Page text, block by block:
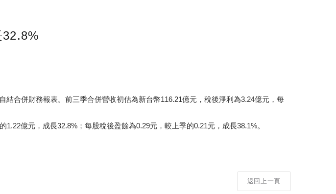
32.8%
合併財務報表。前三季合併營收初估為新台幣116.21億元，稅後淨利為3.24億元，每
億元，成長32.8%；每股稅後盈餘為0.29元，較上季的0.21元，成長38.1%。
返回上一頁